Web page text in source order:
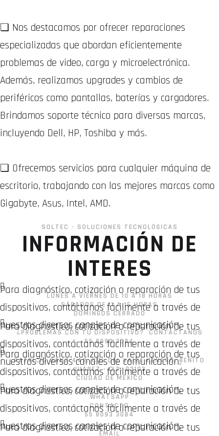
❏ Nos destacamos por ofrecer reparaciones
especializadas que abordan eficientemente
problemas de video, carga y microelectrónica.
Además, realizamos upgrades y cambios de
periféricos como pantallas, baterías y cargadores.
Brindamos soporte técnico para diversas marcas,
incluyendo Dell, HP, Toshiba y más.
❏ Ofrecemos servicios para cualquier máquina de
escritorio, trabajando con las mejores marcas como
Gigabyte, Asus, Intel, AMD.
SOLTEC - SOLUCIONES TECNOLÓGICAS
INFORMACIÓN DE
INTERES
LUNES A VIERNES DE 10 A 18 HORAS
SÁBADOS DE 11 A 16 HORAS
DOMINGOS CERRADO
Para diagnóstico, cotización o reparación de tus
dispositivos, contáctanos fácilmente a través de
nuestros diversos canales de comunicación.
¿PROBLEMAS CON TU DISPOSITIVO? CONTÁCTANOS
55 8093 3084
Para diagnóstico, cotización o reparación de tus
dispositivos, contáctanos fácilmente a través de
nuestros diversos canales de comunicación.
PATRICIO SANZ 442, COL DEL VALLE CENTRO, BENITO
JUÁREZ - C.P. 03103
CIUDAD DE MÉXICO
Para diagnóstico, cotización o reparación de tus
dispositivos, contáctanos fácilmente a través de
nuestros diversos canales de comunicación.
WHATSAPP
CONTACTO
55 8093 3084
Para diagnóstico, cotización o reparación de tus
dispositivos, contáctanos fácilmente a través de
nuestros diversos canales de comunicación.
EMAIL
Para diagnóstico, cotización o reparación de tus